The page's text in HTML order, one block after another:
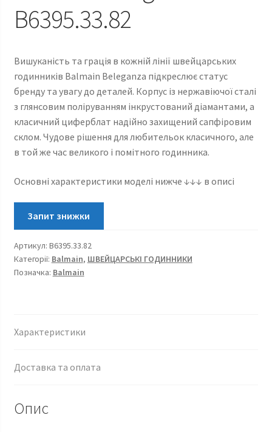
B6395.33.82
Вишуканість та грація в кожній лінії швейцарських
годинників Balmain Beleganza підкреслює статус
бренду та увагу до деталей. Корпус із нержавіючої сталі
з глянсовим поліруванням інкрустований діамантами, а
класичний циферблат надійно захищений сапфіровим
склом. Чудове рішення для любительок класичного, але
в той же час великого і помітного годинника.
Основні характеристики моделі нижче ↓↓↓ в описі
Артикул: B6395.33.82
Категорії: Balmain, ШВЕЙЦАРСЬКІ ГОДИННИКИ
Позначка: Balmain
Характеристики
Доставка та оплата
Опис